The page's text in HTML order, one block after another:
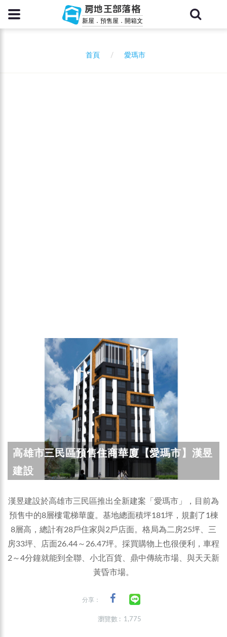
房地王部落格
新屋．預售屋．開箱文
首頁 愛瑪市
高雄市三民區預售住商華廈【愛瑪市】漢昱
建設
漢昱建設於高雄市三民區推出全新建案「愛瑪市」，目前為
預售中的8層樓電梯華廈。基地總面積坪181坪，規劃了1棟
8層高，總計有28戶住家與2戶店面。格局為二房25坪、三
房33坪、店面26.44～26.47坪。採買購物上也很便利，車程
2～4分鐘就能到全聯、小北百貨、鼎中傳統市場、與天天新
黃昏市場。
分享：
瀏覽數 : 1,775